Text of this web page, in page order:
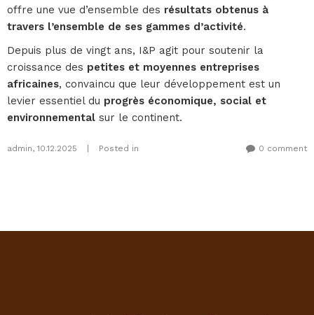
offre une vue d’ensemble des résultats obtenus à
travers l’ensemble de ses gammes d’activité.
Depuis plus de vingt ans, I&P agit pour soutenir la
croissance des petites et moyennes entreprises
africaines, convaincu que leur développement est un
levier essentiel du progrès économique, social et
environnemental sur le continent.
admin, 10.12.2025 Posted in 0 comment